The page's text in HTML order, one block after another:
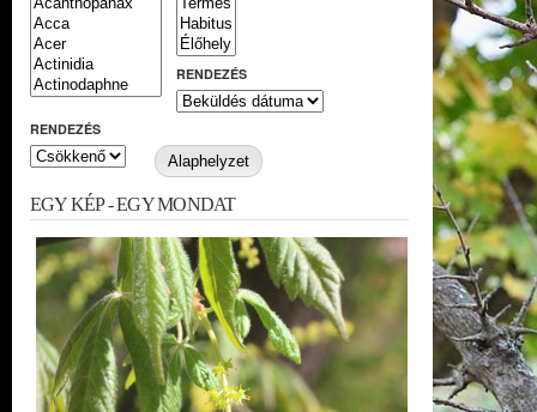
RENDEZÉS
RENDEZÉS
EGY KÉP - EGY MONDAT